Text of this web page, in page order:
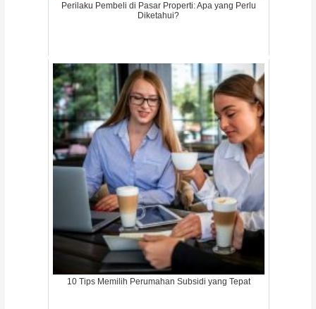
Perilaku Pembeli di Pasar Properti: Apa yang Perlu
Diketahui?
10 Tips Memilih Perumahan Subsidi yang Tepat